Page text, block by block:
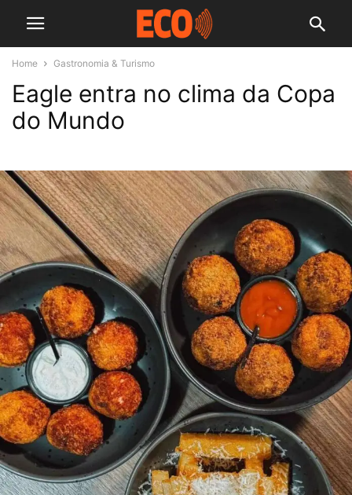
Home Gastronomia & Turismo
Eagle entra no clima da Copa
do Mundo